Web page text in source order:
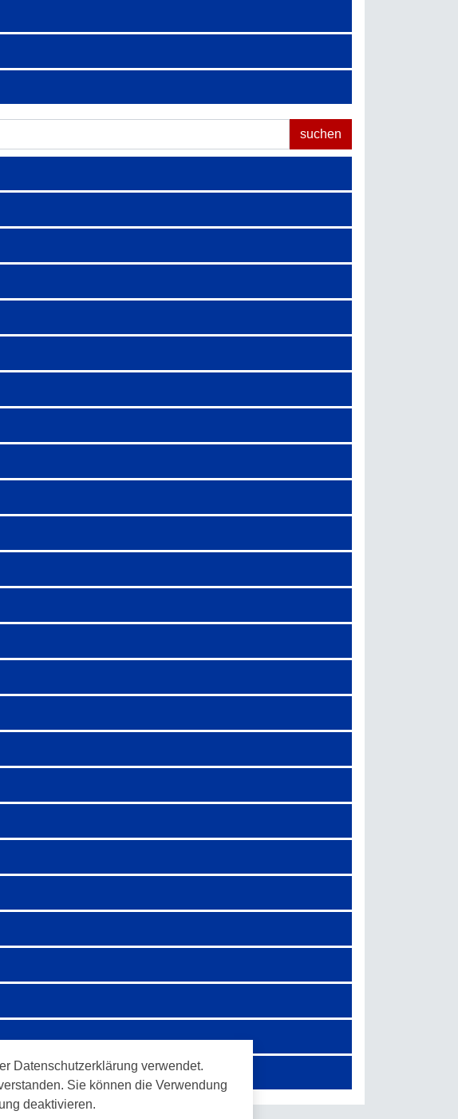
Datenschutzerklärung verwendet.
Sie können die Verwendung
deaktivieren.